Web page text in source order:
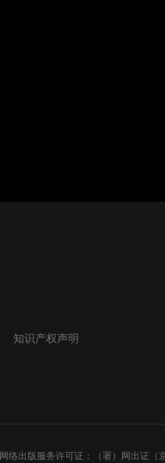
知识产权声明
网络出版服务许可证：（署）网出证（